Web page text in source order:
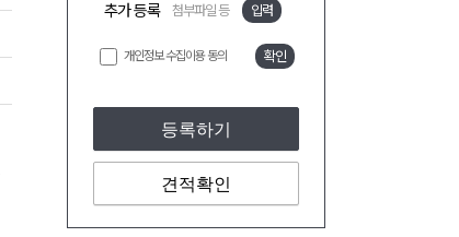
추가 등록 첨부파일 등 입력
개인정보 수집이용 동의 확인
등록하기
견적확인